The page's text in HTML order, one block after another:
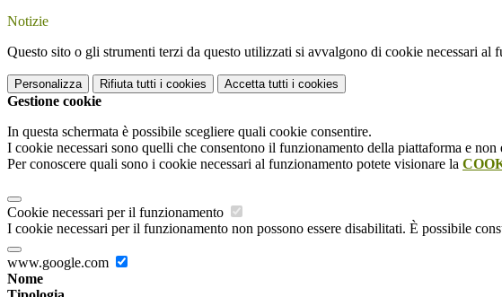
Notizie
Questo sito o gli strumenti terzi da questo utilizzati si avvalgono di cookie necessari
Personalizza Rifiuta tutti i cookies Accetta tutti i cookies
Gestione cookie
In questa schermata è possibile scegliere quali cookie consentire.
I cookie necessari sono quelli che consentono il funzionamento della piattaforma e
Per conoscere quali sono i cookie necessari al funzionamento potete visionare la
Cookie necessari per il funzionamento
I cookie necessari per il funzionamento non possono essere disabilitati. È possibile
www.google.com
Nome